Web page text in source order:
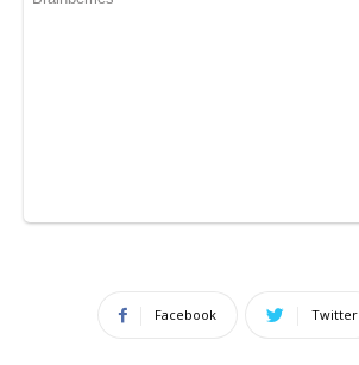
Facebook Twitter